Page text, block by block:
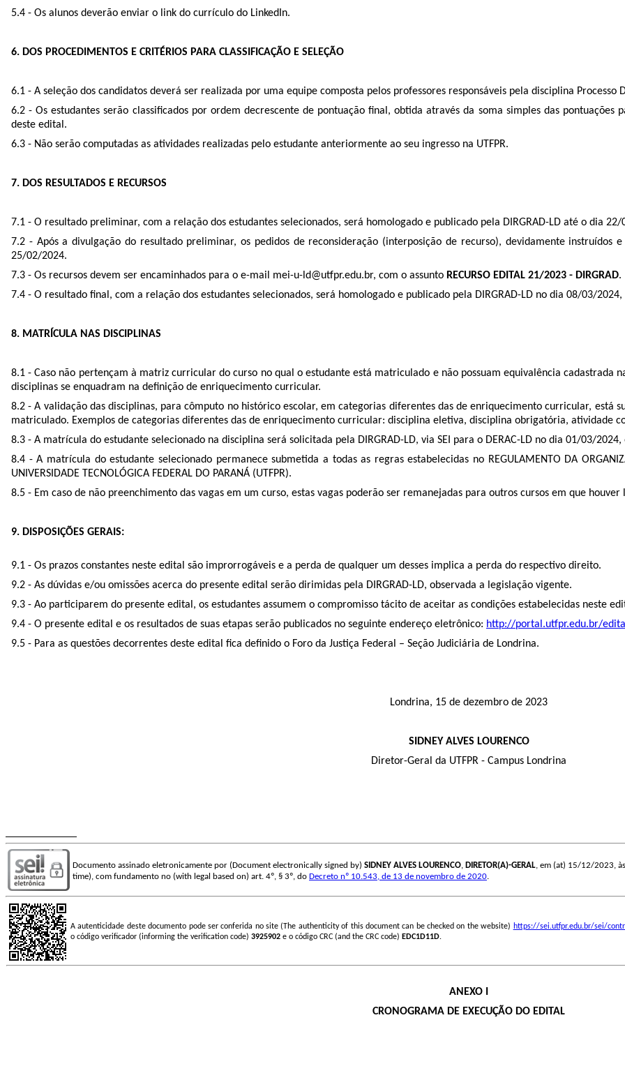
5.4 - Os alunos deverão enviar o link do currículo do LinkedIn.
6. DOS PROCEDIMENTOS E CRITÉRIOS PARA CLASSIFICAÇÃO E SELEÇÃO
6.1 - A seleção dos candidatos deverá ser realizada por uma equipe composta pelos professores responsáveis pela disciplina Processo
6.2 - Os estudantes serão classificados por ordem decrescente de pontuação final, obtida através da soma simples das
deste edital.
6.3 - Não serão computadas as atividades realizadas pelo estudante anteriormente ao seu ingresso na UTFPR.
7. DOS RESULTADOS E RECURSOS
7.1 - O resultado preliminar, com a relação dos estudantes selecionados, será homologado e publicado pela DIRGRAD-LD até o dia
7.2 - Após a divulgação do resultado preliminar, os pedidos de reconsideração (interposição de recurso), devidamente instruídos
25/02/2024.
7.3 - Os recursos devem ser encaminhados para o e-mail mei-u-ld@utfpr.edu.br, com o assunto RECURSO EDITAL 21/2023 - DIRGRAD.
7.4 - O resultado final, com a relação dos estudantes selecionados, será homologado e publicado pela DIRGRAD-LD no dia 08/03/
8. MATRÍCULA NAS DISCIPLINAS
8.1 - Caso não pertençam à matriz curricular do curso no qual o estudante está matriculado e não possuam equivalência
disciplinas se enquadram na definição de enriquecimento curricular.
8.2 - A validação das disciplinas, para cômputo no histórico escolar, em categorias diferentes das de enriquecimento curricular, está
matriculado. Exemplos de categorias diferentes das de enriquecimento curricular: disciplina eletiva, disciplina obrigatória, atividade
8.3 - A matrícula do estudante selecionado na disciplina será solicitada pela DIRGRAD-LD, via SEI para o DERAC-LD no dia 01/03/
8.4 - A matrícula do estudante selecionado permanece submetida a todas as regras estabelecidas no REGULAMENTO DA
UNIVERSIDADE TECNOLÓGICA FEDERAL DO PARANÁ (UTFPR).
8.5 - Em caso de não preenchimento das vagas em um curso, estas vagas poderão ser remanejadas para outros cursos em que
9. DISPOSIÇÕES GERAIS:
9.1 - Os prazos constantes neste edital são improrrogáveis e a perda de qualquer um desses implica a perda do respectivo direito.
9.2 - As dúvidas e/ou omissões acerca do presente edital serão dirimidas pela DIRGRAD-LD, observada a legislação vigente.
9.3 - Ao participarem do presente edital, os estudantes assumem o compromisso tácito de aceitar as condições estabelecidas neste
9.4 - O presente edital e os resultados de suas etapas serão publicados no seguinte endereço eletrônico: http://portal.utfpr.edu.br/
9.5 - Para as questões decorrentes deste edital fica definido o Foro da Justiça Federal – Seção Judiciária de Londrina.
Londrina, 15 de dezembro de 2023
SIDNEY ALVES LOURENCO
Diretor-Geral da UTFPR - Campus Londrina
Documento assinado eletronicamente por (Document electronically signed by) SIDNEY ALVES LOURENCO, DIRETOR(A)-GERAL, em (at) 15/12/2023,
time), com fundamento no (with legal based on) art. 4º, § 3º, do Decreto nº 10.543, de 13 de novembro de 2020.
A autenticidade deste documento pode ser conferida no site (The authenticity of this document can be checked on the website) https://sei.utfpr.edu.br/sei/
o código verificador (informing the verification code) 3925902 e o código CRC (and the CRC code) EDC1D11D.
ANEXO I
CRONOGRAMA DE EXECUÇÃO DO EDITAL